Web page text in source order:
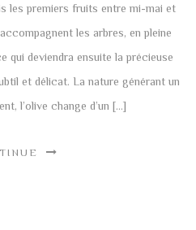
les premiers fruits entre mi-mai et
les arbres, en pleine
qui deviendra ensuite la précieuse
et délicat. La nature générant un
l’olive change d’un […]